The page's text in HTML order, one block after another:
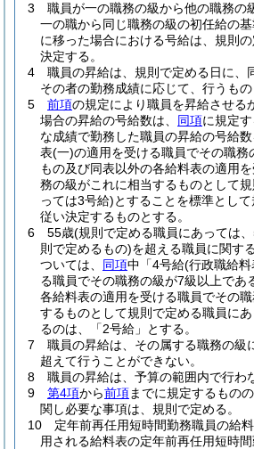
3
職員が一の職務の級から他の職務の
一の職から同じ職務の級の初任給の
に移った場合における号給は、規則
決定する。
4
職員の昇給は、規則で定める日に、
その者の勤務成績に応じて、行うもの
5
前項の規定により職員を昇給させる
場合の昇給の号給数は、 同項に規定
な成績で勤務した職員の昇給の号給
表(一)の適用を受ける職員でその職務
もの及び同表以外の各給料表の適用
務の級がこれに相当するものとして
っては3号給)とすることを標準とし
従い決定するものとする。
6
55歳(規則で定める職員にあっては
則で定めるもの)を超える職員に関す
ついては、 同項中「4号給(行政職給料
る職員でその職務の級が7級以上であ
各給料表の適用を受ける職員でその
するものとして規則で定める職員に
るのは、「2号給」とする。
7
職員の昇給は、その属する職務の級
超えて行うことができない。
8
職員の昇給は、予算の範囲内で行わ
9
第4項から前項までに規定するもの
関し必要な事項は、規則で定める。
10
定年前再任用短時間勤務職員の給
用される給料表の定年前再任用短時